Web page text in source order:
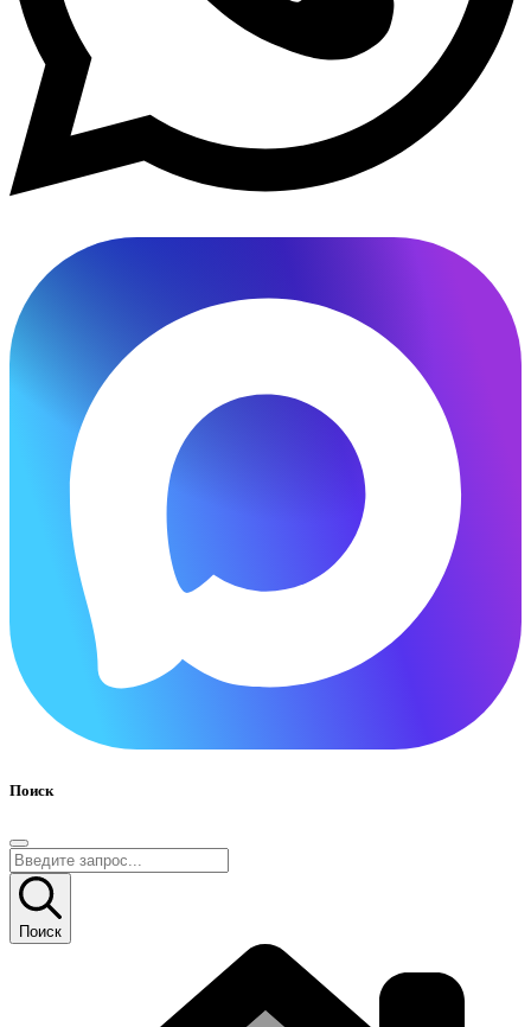
Поиск
Поиск